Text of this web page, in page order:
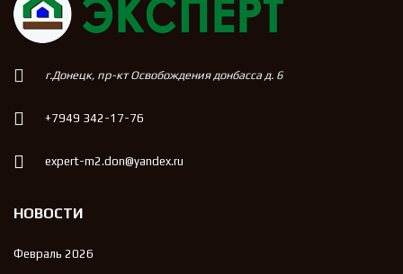
г.Донецк, пр-кт Освобождения донбасса д. 6
+7949 342-17-76
expert-m2.don@yandex.ru
НОВОСТИ
Февраль 2026